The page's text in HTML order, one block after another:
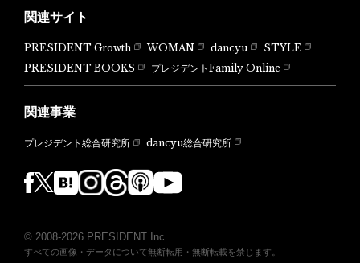
関連サイト
PRESIDENT Growth WOMAN dancyu
STYLE
PRESIDENT BOOKS
プレジデントFamily Online
関連事業
プレジデント総合研究所 dancyu総合研究所
© 2008-2026 PRESIDENT Inc.
すべての画像・データについて無断転用・無断転載を禁じます。